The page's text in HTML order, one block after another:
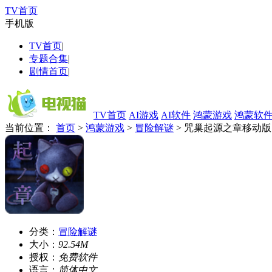
TV首页
手机版
TV首页|
专题合集|
剧情首页|
TV首页 AI游戏 AI软件 鸿蒙游戏 鸿蒙软
当前位置： 首页 > 鸿蒙游戏 > 冒险解谜 > 咒巢起源之章移动版
分类： 冒险解谜
大小： 92.54M
授权： 免费软件
语言： 简体中文